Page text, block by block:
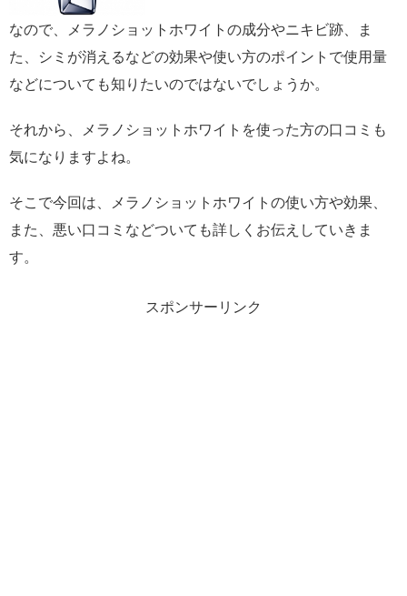
なので、メラノショットホワイトの成分やニキビ跡、ま
た、シミが消えるなどの効果や使い方のポイントで使用量
などについても知りたいのではないでしょうか。
それから、メラノショットホワイトを使った方の口コミも
気になりますよね。
そこで今回は、メラノショットホワイトの使い方や効果、
また、悪い口コミなどついても詳しくお伝えしていきま
す。
スポンサーリンク